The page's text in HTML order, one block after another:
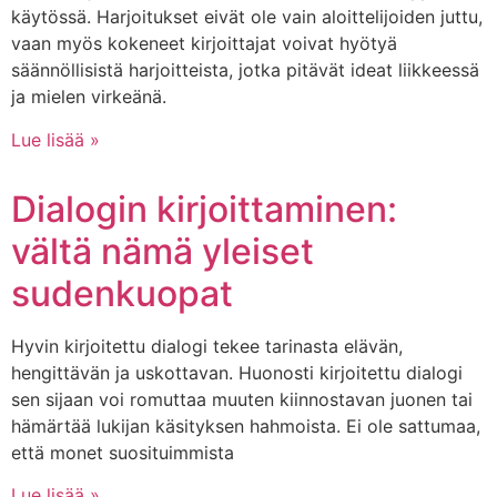
käytössä. Harjoitukset eivät ole vain aloittelijoiden juttu,
vaan myös kokeneet kirjoittajat voivat hyötyä
säännöllisistä harjoitteista, jotka pitävät ideat liikkeessä
ja mielen virkeänä.
Lue lisää »
Dialogin kirjoittaminen:
vältä nämä yleiset
sudenkuopat
Hyvin kirjoitettu dialogi tekee tarinasta elävän,
hengittävän ja uskottavan. Huonosti kirjoitettu dialogi
sen sijaan voi romuttaa muuten kiinnostavan juonen tai
hämärtää lukijan käsityksen hahmoista. Ei ole sattumaa,
että monet suosituimmista